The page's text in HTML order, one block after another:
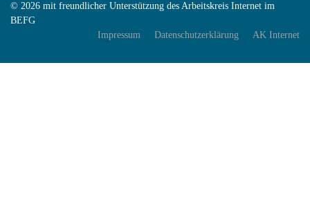
© 2026 mit freundlicher Unterstützung des Arbeitskreis Internet im
BEFG
Impressum
Datenschutzerklärung AK Internet